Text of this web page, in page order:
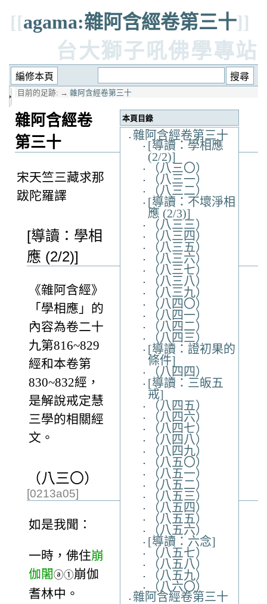
[[agama:雜阿含經卷第三十]]
台大獅子吼佛學專站
目前的足跡: → 雜阿含經卷第三十
本頁目錄
雜阿含經卷第三十
[導讀：學相應
(2/2)]
（八三〇）
（八三一）
（八三二）
[導讀：不壞淨相
應 (2/3)]
（八三三）
（八三四）
（八三五）
（八三六）
（八三七）
（八三八）
（八三九）
（八四〇）
（八四一）
（八四二）
（八四三）
[導讀：證初果的
條件]
（八四四）
[導讀：三皈五
戒]
（八四五）
（八四六）
（八四七）
（八四八）
（八四九）
（八五〇）
（八五一）
（八五二）
（八五三）
（八五四）
（八五五）
（八五六）
[導讀：六念]
（八五七）
（八五八）
（八五九）
（八六〇）
雜阿含經卷第三十
雜阿含經卷
第三十
宋天竺三藏求那
跋陀羅譯
[導讀：學相
應 (2/2)]
《雜阿含經》
「學相應」的
內容為卷二十
九第816~829
經和本卷第
830~832經，
是解說戒定慧
三學的相關經
文。
（八三〇）
[0213a05]
如是我聞：
一時，佛住崩
伽闍ⓐ①崩伽
耆林中。